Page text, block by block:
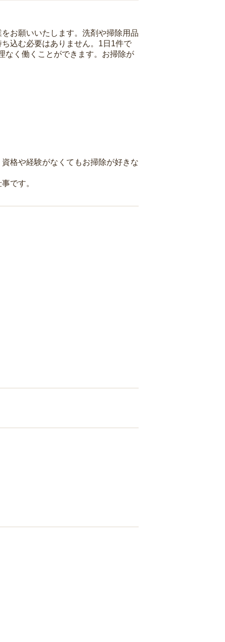
お願いいたします。洗剤や掃除用品
込む必要はありません。1日1件で
なく働くことができます。お掃除が
格や経験がなくてもお掃除が好きな
です。